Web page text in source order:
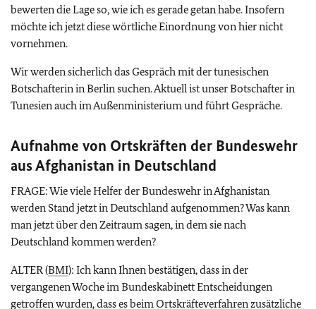
bewerten die Lage so, wie ich es gerade getan habe. Insofern
möchte ich jetzt diese wörtliche Einordnung von hier nicht
vornehmen.
Wir werden sicherlich das Gespräch mit der tunesischen
Botschafterin in Berlin suchen. Aktuell ist unser Botschafter in
Tunesien auch im Außenministerium und führt Gespräche.
Aufnahme von Ortskräften der Bundeswehr
aus Afghanistan in Deutschland
FRAGE: Wie viele Helfer der Bundeswehr in Afghanistan
werden Stand jetzt in Deutschland aufgenommen? Was kann
man jetzt über den Zeitraum sagen, in dem sie nach
Deutschland kommen werden?
ALTER (BMI): Ich kann Ihnen bestätigen, dass in der
vergangenen Woche im Bundeskabinett Entscheidungen
getroffen wurden, dass es beim Ortskräfteverfahren zusätzliche